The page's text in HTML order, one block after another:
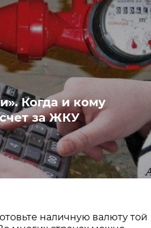
Когда и кому
за ЖКУ
наличную валюту той